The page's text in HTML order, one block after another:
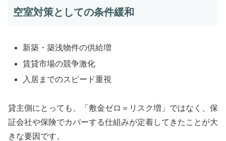
空室対策としての条件緩和
新築・築浅物件の供給増
賃貸市場の競争激化
入居までのスピード重視
貸主側にとっても、「敷金ゼロ＝リスク増」ではなく、保
証会社や保険でカバーする仕組みが定着してきたことが大
きな要因です。